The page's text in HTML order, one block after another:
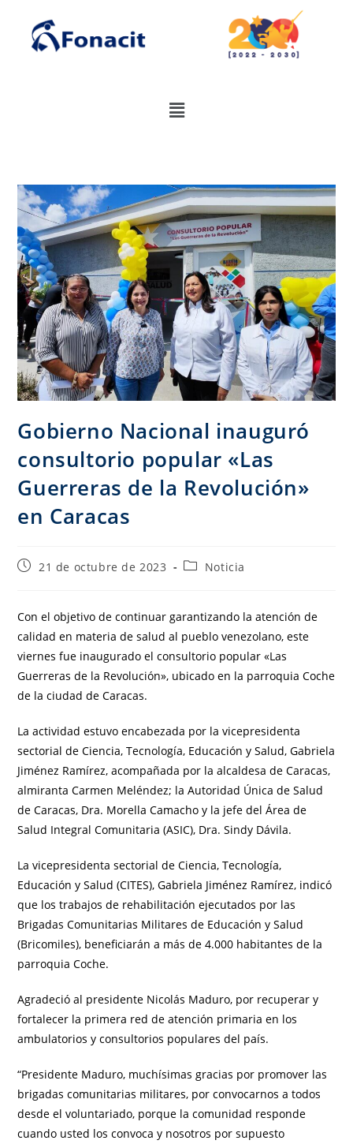
Gobierno Nacional inauguró
consultorio popular «Las
Guerreras de la Revolución»
en Caracas
21 de octubre de 2023 Noticia
Con el objetivo de continuar garantizando la atención de
calidad en materia de salud al pueblo venezolano, este
viernes fue inaugurado el consultorio popular «Las
Guerreras de la Revolución», ubicado en la parroquia Coche
de la ciudad de Caracas.
La actividad estuvo encabezada por la vicepresidenta
sectorial de Ciencia, Tecnología, Educación y Salud, Gabriela
Jiménez Ramírez, acompañada por la alcaldesa de Caracas,
almiranta Carmen Meléndez; la Autoridad Única de Salud
de Caracas, Dra. Morella Camacho y la jefe del Área de
Salud Integral Comunitaria (ASIC), Dra. Sindy Dávila.
La vicepresidenta sectorial de Ciencia, Tecnología,
Educación y Salud (CITES), Gabriela Jiménez Ramírez, indicó
que los trabajos de rehabilitación ejecutados por las
Brigadas Comunitarias Militares de Educación y Salud
(Bricomiles), beneficiarán a más de 4.000 habitantes de la
parroquia Coche.
Agradeció al presidente Nicolás Maduro, por recuperar y
fortalecer la primera red de atención primaria en los
ambulatorios y consultorios populares del país.
“Presidente Maduro, muchísimas gracias por promover las
brigadas comunitarias militares, por convocarnos a todos
desde el voluntariado, porque la comunidad responde
cuando usted los convoca y nosotros por supuesto